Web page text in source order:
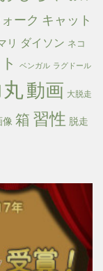
ーク キャット
リ ダイソン ネコ
ベンガル ラグドール
動画 大脱走
像 箱 習性 脱走